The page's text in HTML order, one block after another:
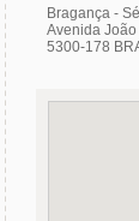
Bragança - Sé
Avenida
5300-178